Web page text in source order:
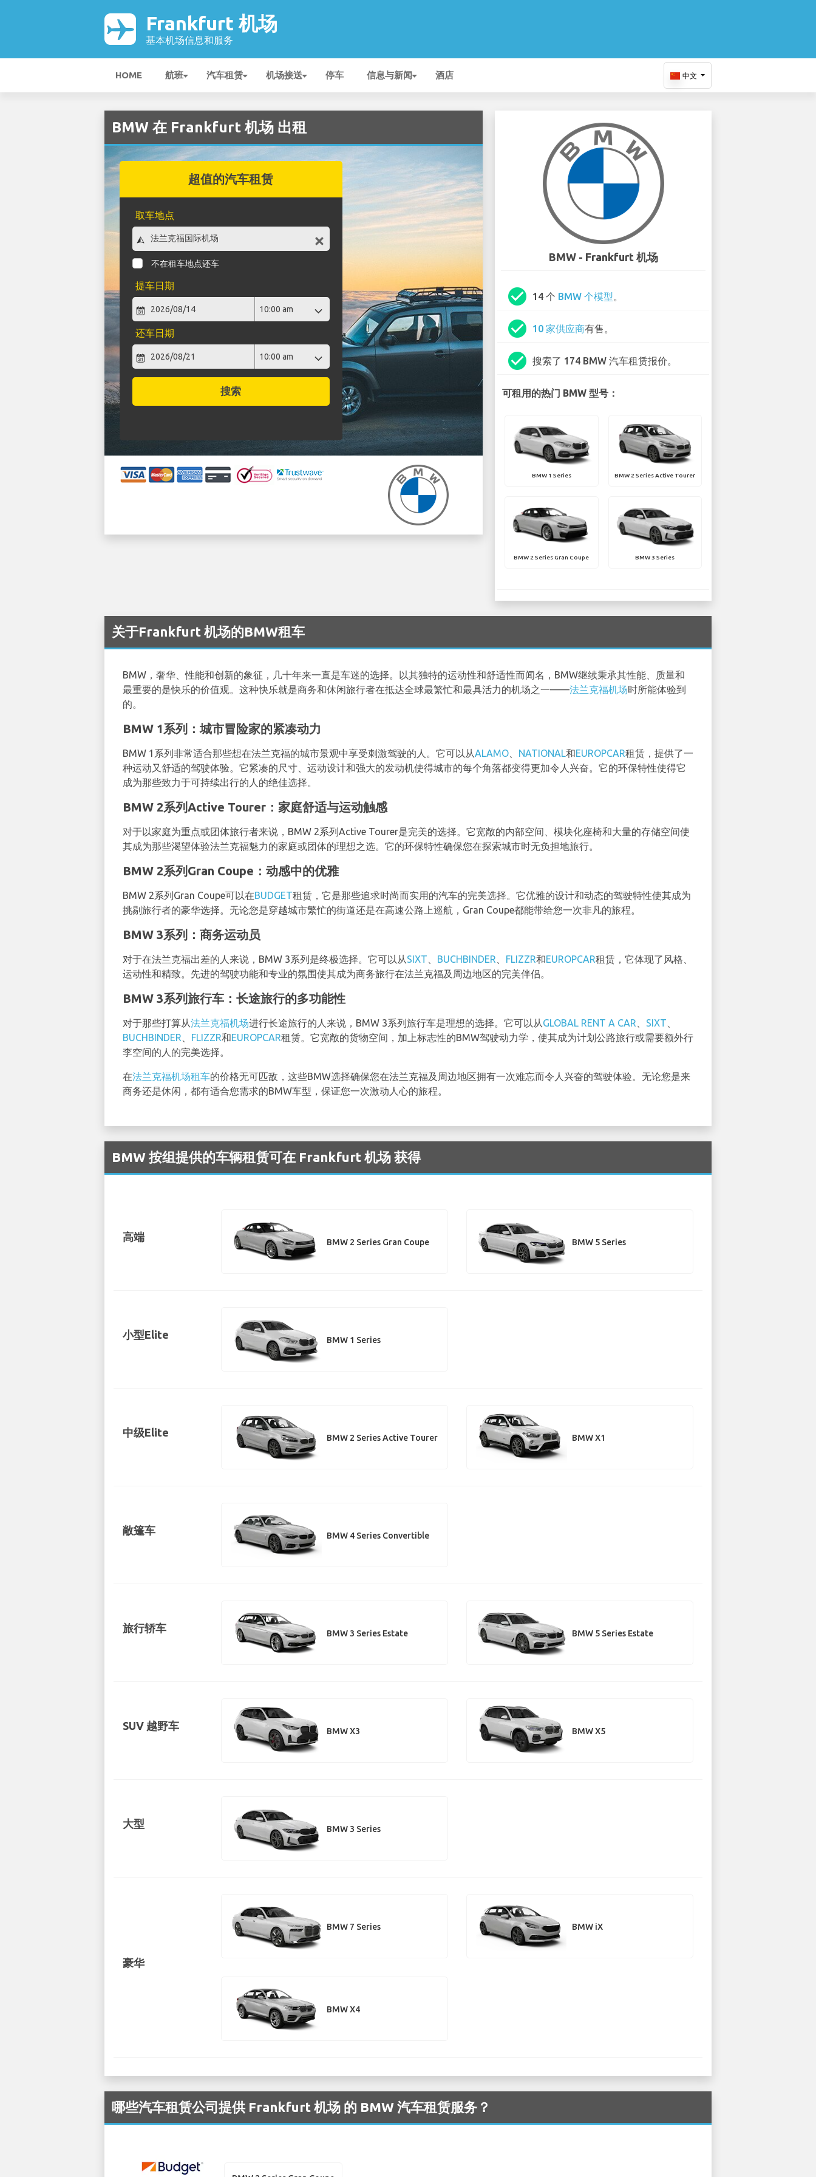
Frankfurt 机场
基本机场信息和服务
HOME 航班 汽车租赁 机场接送 停车 信息与新闻 酒店 中文
BMW 在 Frankfurt 机场 出租
超值的汽车租赁
取车地点
不在租车地点还车
提车日期
还车日期
搜索
BMW - Frankfurt 机场
check_circle 14 个 BMW 个模型。
check_circle 10 家供应商有售。
check_circle 搜索了 174 BMW 汽车租赁报价。
可租用的热门 BMW 型号：
BMW 1 Series BMW 2 Series Active Tourer
BMW 2 Series Gran Coupe BMW 3 Series
关于Frankfurt 机场的BMW租车
BMW，奢华、性能和创新的象征，几十年来一直是车迷的选择。以其独特的运动性和舒适性而闻名，BMW继续秉承其性能、质量和
最重要的是快乐的价值观。这种快乐就是商务和休闲旅行者在抵达全球最繁忙和最具活力的机场之一——法兰克福机场时所能体验到
的。
BMW 1系列：城市冒险家的紧凑动力
BMW 1系列非常适合那些想在法兰克福的城市景观中享受刺激驾驶的人。它可以从ALAMO NATIONAL和EUROPCAR租赁，提供了一
种运动又舒适的驾驶体验。它紧凑的尺寸、运动设计和强大的发动机使得城市的每个角落都变得更加令人兴奋。它的环保特性使得它
成为那些致力于可持续出行的人的绝佳选择。
BMW 2系列Active Tourer：家庭舒适与运动触感
对于以家庭为重点或团体旅行者来说，BMW 2系列Active Tourer是完美的选择。它宽敞的内部空间、模块化座椅和大量的存储空间使
其成为那些渴望体验法兰克福魅力的家庭或团体的理想之选。它的环保特性确保您在探索城市时无负担地旅行。
BMW 2系列Gran Coupe：动感中的优雅
BMW 2系列Gran Coupe可以在BUDGET租赁，它是那些追求时尚而实用的汽车的完美选择。它优雅的设计和动态的驾驶特性使其成为
挑剔旅行者的豪华选择。无论您是穿越城市繁忙的街道还是在高速公路上巡航，Gran Coupe都能带给您一次非凡的旅程。
BMW 3系列：商务运动员
对于在法兰克福出差的人来说，BMW 3系列是终极选择。它可以从SIXT BUCHBINDER FLIZZR和EUROPCAR租赁，它体现了风格、
运动性和精致。先进的驾驶功能和专业的氛围使其成为商务旅行在法兰克福及周边地区的完美伴侣。
BMW 3系列旅行车：长途旅行的多功能性
对于那些打算从法兰克福机场进行长途旅行的人来说，BMW 3系列旅行车是理想的选择。它可以从GLOBAL RENT A CAR SIXT
BUCHBINDER
FLIZZR和EUROPCAR租赁。它宽敞的货物空间，加上标志性的BMW驾驶动力学，使其成为计划公路旅行或需要额外行
李空间的人的完美选择。
在法兰克福机场租车的价格无可匹敌，这些BMW选择确保您在法兰克福及周边地区拥有一次难忘而令人兴奋的驾驶体验。无论您是来
商务还是休闲，都有适合您需求的BMW车型，保证您一次激动人心的旅程。
BMW 按组提供的车辆租赁可在 Frankfurt 机场 获得
高端 BMW 2 Series Gran Coupe BMW 5 Series
小型Elite BMW 1 Series
中级Elite BMW 2 Series Active Tourer BMW X1
敞篷车 BMW 4 Series Convertible
旅行轿车 BMW 3 Series Estate BMW 5 Series Estate
SUV 越野车 BMW X3 BMW X5
大型 BMW 3 Series
豪华
BMW 7 Series BMW iX
BMW X4
哪些汽车租赁公司提供 Frankfurt 机场 的 BMW 汽车租赁服务？